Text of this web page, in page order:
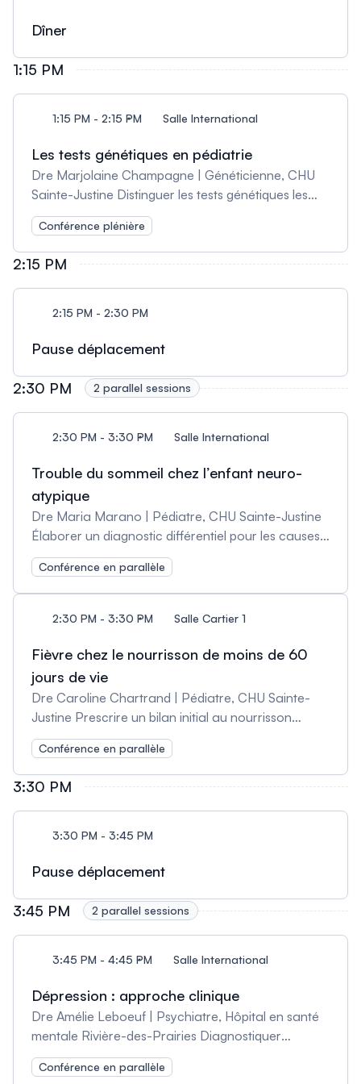
Dîner
1:15 PM
1:15 PM - 2:15 PM Salle International
Les tests génétiques en pédiatrie
Dre Marjolaine Champagne | Généticienne, CHU
Sainte-Justine Distinguer les tests génétiques les
plus couramment utilisés en pédiatrie, incluant leurs
indications cliniques et leurs limites; Identifier les
situations où un test génétique peut être prescrit
par la pédiatrie et celles nécessitant une référence
en génétique médicale; Obtenir un consentement
éclairé pour la réalisation d’un test génétique en
types de résultats des tests génétiques et leurs
fortuites).
Conférence plénière
2:15 PM
2:15 PM - 2:30 PM
Pause déplacement
2:30 PM 2 parallel sessions
2:30 PM - 3:30 PM Salle International
Trouble du sommeil chez l’enfant neuro-
atypique
Dre Maria Marano | Pédiatre, CHU Sainte-Justine
Élaborer un diagnostic différentiel pour les causes
médicales de trouble du sommeil chez l’enfant
neuro-atypique; Proposer des stratégies
béhaviorales de gestion de l’hygiène de sommeil;
Identifier l’enfant qui bénéficierait d’un traitement
cliniquement indiqué.
Conférence en parallèle
2:30 PM - 3:30 PM Salle Cartier 1
Fièvre chez le nourrisson de moins de 60
jours de vie
Dre Caroline Chartrand | Pédiatre, CHU Sainte-
Justine Prescrire un bilan initial au nourrisson
fébrile de moins de 60 jours de vie en fonction de
ses marqueurs inflammatoires et en utilisant les
données probantes; Offrir un traitement adapté en
fonction de l’âge et des résultats du bilan; Gérer
l’incertitude quand un nourrisson a eu un bilan
partiel.
Conférence en parallèle
3:30 PM
3:30 PM - 3:45 PM
Pause déplacement
3:45 PM 2 parallel sessions
3:45 PM - 4:45 PM Salle International
Dépression : approche clinique
Dre Amélie Leboeuf | Psychiatre, Hôpital en santé
mentale Rivière-des-Prairies Diagnostiquer
l’adolescent(e) atteint(e) de dépression et élaborer
un diagnostic différentiel; Recommander un
Conférence en parallèle